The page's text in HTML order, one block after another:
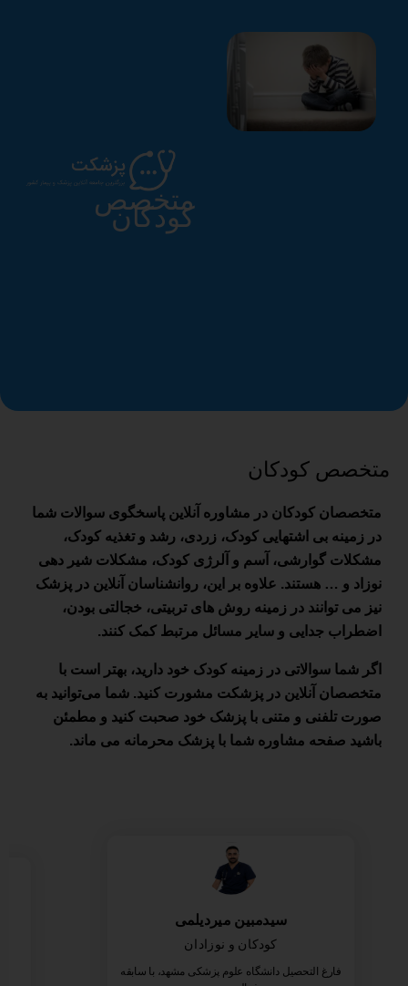
متخصص
کودکان
متخصص کودکان
متخصصان کودکان در مشاوره آنلاین پاسخگوی سوالات شما
در زمینه بی اشتهایی کودک، زردی، رشد و تغذیه کودک،
مشکلات گوارشی، آسم و آلرژی کودک، مشکلات شیر دهی
نوزاد و … هستند. علاوه بر این، روانشناسان آنلاین در پزشک
نیز می توانند در زمینه روش های تربیتی، خجالتی بودن،
اضطراب جدایی و سایر مسائل مرتبط کمک کنند.
اگر شما سوالاتی در زمینه کودک خود دارید، بهتر است با
متخصصان آنلاین در پزشکت مشورت کنید. شما می‌توانید به
صورت تلفنی و متنی با پزشک خود صحبت کنید و مطمئن
باشید صفحه مشاوره شما با پزشک محرمانه می ماند.